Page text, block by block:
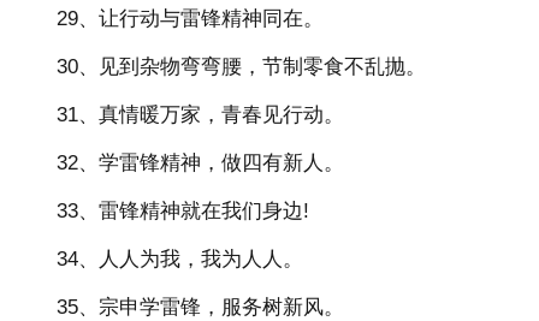
29、让行动与雷锋精神同在。
30、见到杂物弯弯腰，节制零食不乱抛。
31、真情暖万家，青春见行动。
32、学雷锋精神，做四有新人。
33、雷锋精神就在我们身边!
34、人人为我，我为人人。
35、宗申学雷锋，服务树新风。